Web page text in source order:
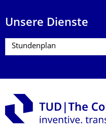
Unsere Dienste